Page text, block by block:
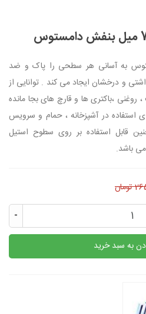
به آسانی هر سطحی را پاک و ضد
و درخشان ایجاد می کند . توانایی از
،باکتری ها و قارچ های بجا مانده
استفاده در آشپزخانه ، حمام و سرویس
قابل استفاده بر روی سطوح استیل
باشد.
-
به سبد خرید